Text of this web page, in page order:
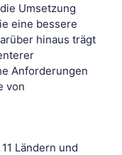
Umsetzung
eine bessere
hinaus trägt
Anforderungen
von
Ländern und